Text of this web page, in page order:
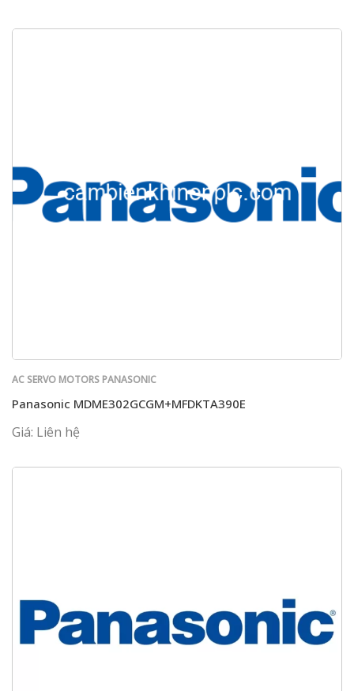
AC SERVO MOTORS PANASONIC
Panasonic MDME302GCGM+MFDKTA390E
Giá: Liên hệ